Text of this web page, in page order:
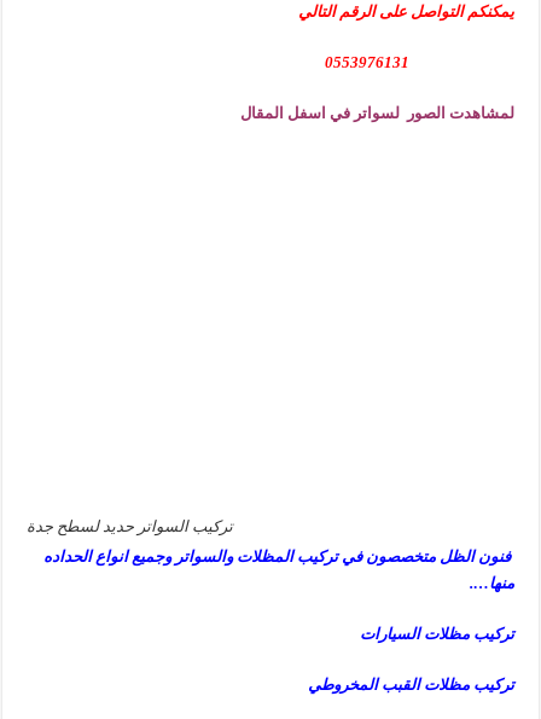
يمكنكم التواصل على الرقم التالي
لمشاهدت الصور لسواتر في اسفل المقال
تركيب السواتر حديد لسطح جدة
فنون الظل متخصصون في تركيب المظلات والسواتر وجميع انواع الحداده
منها….
تركيب مظلات السيارات
تركيب مظلات القبب المخروطي